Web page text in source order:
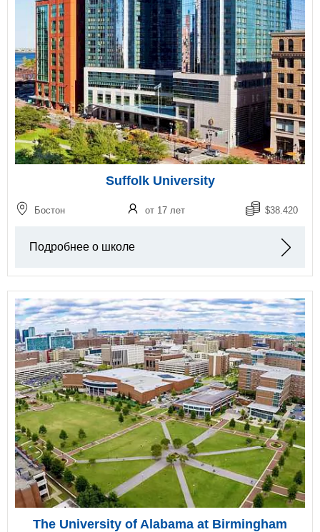
Suffolk University
Бостон от 17 лет $38.420
Подробнее о школе
The University of Alabama at Birmingham